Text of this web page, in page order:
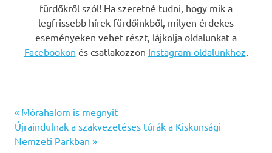
fürdőkről szól! Ha szeretné tudni, hogy mik a
legfrissebb hírek fürdőinkből, milyen érdekes
eseményeken vehet részt, lájkolja oldalunkat a
Facebookon és csatlakozzon Instagram oldalunkhoz.
Bejegyzés
navigáció
Previous
Post:
Mórahalom is megnyit
Next
Post:
Újraindulnak a szakvezetéses túrák a Kiskunsági
Nemzeti Parkban